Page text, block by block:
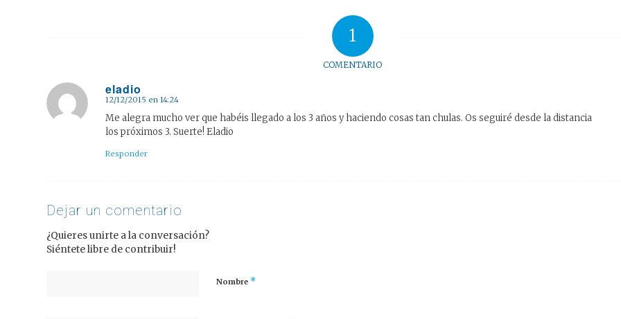
1
COMENTARIO
eladio
Dice:
12/12/2015 en 14:24
Me alegra mucho ver que habéis llegado a los 3 años y haciendo cosas tan chulas. Os seguiré desde la distancia
los próximos 3. Suerte! Eladio
Responder
Dejar un comentario
¿Quieres unirte a la conversación?
Siéntete libre de contribuir!
Nombre *